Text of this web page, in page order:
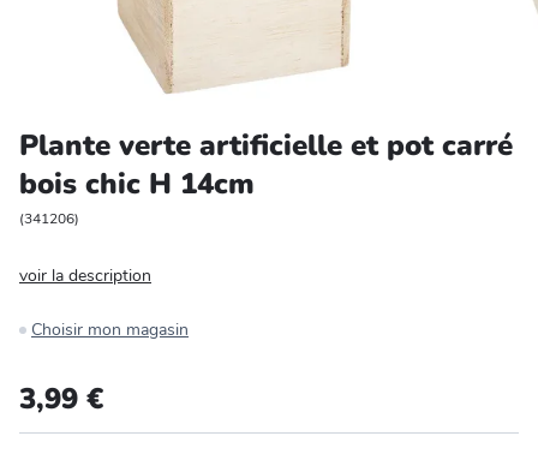
Entretien et rangement
Animalerie
Bricolage et auto
Jardin et plein air
Plante verte artificielle et pot carré
bois chic H 14cm
(341206)
voir la description
Choisir mon magasin
3,99 €